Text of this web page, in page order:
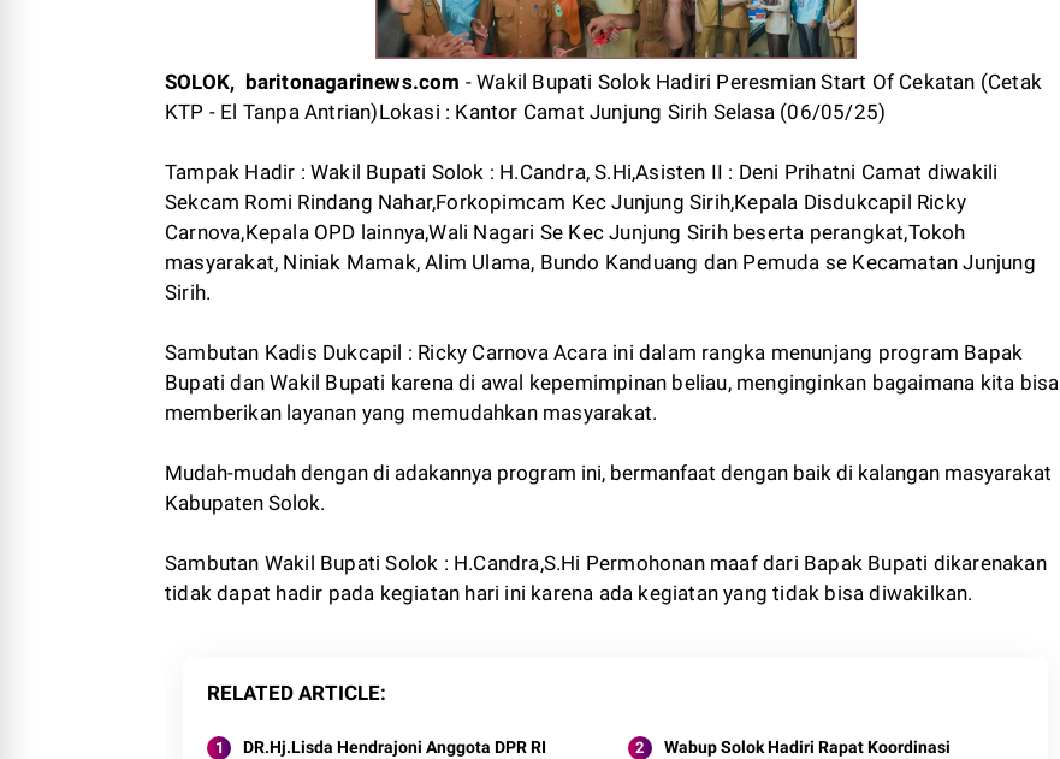
SOLOK, baritonagarinews.com - Wakil Bupati Solok Hadiri Peresmian Start Of Cekatan (Cetak
KTP - El Tanpa Antrian)Lokasi : Kantor Camat Junjung Sirih Selasa (06/05/25)
Tampak Hadir : Wakil Bupati Solok : H.Candra, S.Hi,Asisten II : Deni Prihatni Camat diwakili
Sekcam Romi Rindang Nahar,Forkopimcam Kec Junjung Sirih,Kepala Disdukcapil Ricky
Carnova,Kepala OPD lainnya,Wali Nagari Se Kec Junjung Sirih beserta perangkat,Tokoh
masyarakat, Niniak Mamak, Alim Ulama, Bundo Kanduang dan Pemuda se Kecamatan Junjung
Sirih.
Sambutan Kadis Dukcapil : Ricky Carnova Acara ini dalam rangka menunjang program Bapak
Bupati dan Wakil Bupati karena di awal kepemimpinan beliau, menginginkan bagaimana kita bisa
memberikan layanan yang memudahkan masyarakat.
Mudah-mudah dengan di adakannya program ini, bermanfaat dengan baik di kalangan masyarakat
Kabupaten Solok.
Sambutan Wakil Bupati Solok : H.Candra,S.Hi Permohonan maaf dari Bapak Bupati dikarenakan
tidak dapat hadir pada kegiatan hari ini karena ada kegiatan yang tidak bisa diwakilkan.
RELATED ARTICLE
DR.Hj.Lisda Hendrajoni Anggota DPR RI
Wabup Solok Hadiri Rapat Koordinasi